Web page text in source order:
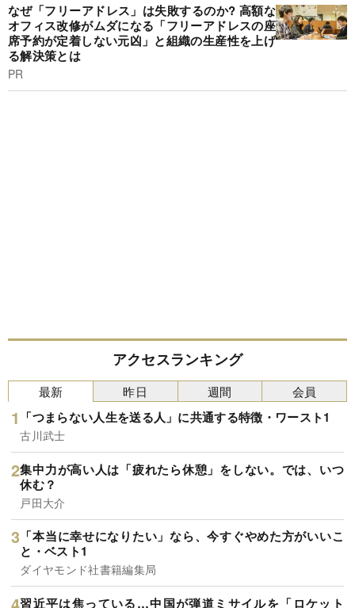
なぜ「フリーアドレス」は失敗するのか? 高額な
オフィス改修がムダになる「フリーアドレスの座
席予約が定着しない元凶」と組織の生産性を上げ
る解決策とは
PR
アクセスランキング
最新
「つまらない人生を送る人」に共通する特徴・ワースト1
古川武士
集中力が高い人は「疲れたら休憩」をしない。では、いつ
休む？
戸田大介
「本当に幸せになりたい」なら、今すぐやめた方がいいこ
と・ベスト1
ダイヤモンド社書籍編集局
習近平は焦っている…中国が弾道ミサイルを「ロケット
昨日 週間 会員